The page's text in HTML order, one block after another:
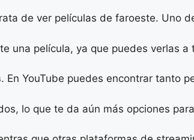
de ver películas de faroeste. Uno
una película, ya que puedes verlas
. En YouTube puedes encontrar tanto
lo que te da aún más opciones